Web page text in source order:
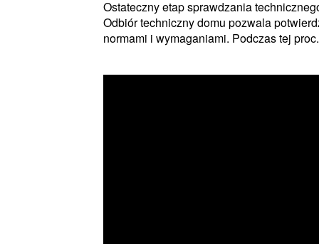
Ostateczny etap sprawdzania
Odbiór techniczny domu pozwala
normami i wymaganiami. Podczas tej